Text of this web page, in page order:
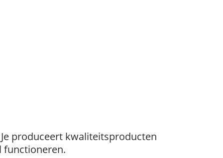
produceert kwaliteitsproducten
functioneren.